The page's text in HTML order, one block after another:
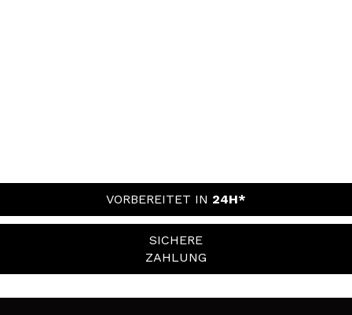
VORBEREITET IN 24H*
SICHERE
ZAHLUNG